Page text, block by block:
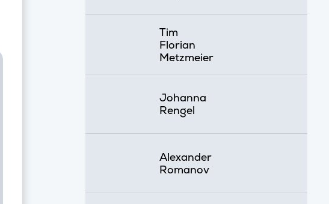
Tim
Florian
Metzmeier
Johanna
Rengel
Alexander
Romanov